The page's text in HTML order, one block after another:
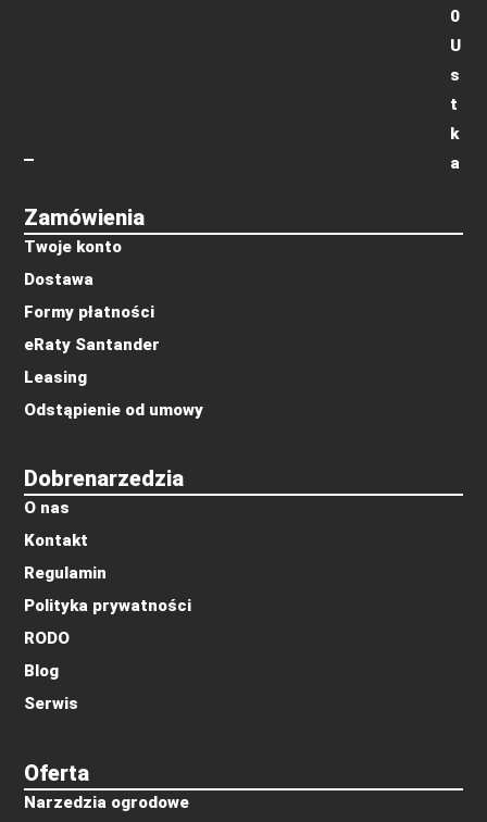
Oferta
Narzedzia ogrodowe
Dobrenarzedzia
O nas
Kontakt
Regulamin
Polityka prywatności
RODO
Blog
Serwis
Zamówienia
Twoje konto
Dostawa
Formy płatności
eRaty Santander
Leasing
Odstąpienie od umowy
0
U
s
t
k
a